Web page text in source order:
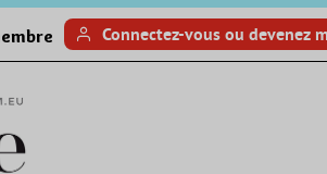
Connectez-vous ou devenez